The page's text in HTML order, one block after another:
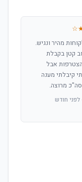
מהיר ונגיש.
קטן בקבלת
אבל
קיבלתי מענה
מרוצה.
לפני חודש